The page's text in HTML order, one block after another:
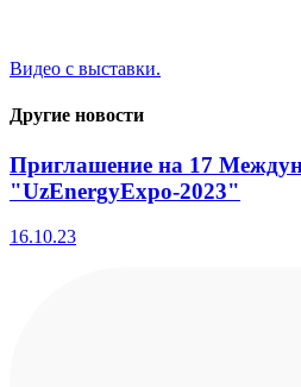
Видео с выставки.
Другие новости
Приглашение на 17
"UzEnergyExpo-2023"
16.10.23